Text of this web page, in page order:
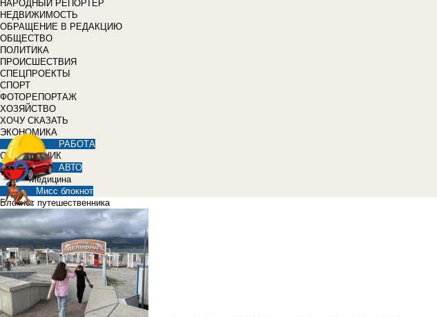
НАРОДНЫЙ РЕПОРТЁР
НЕДВИЖИМОСТЬ
ОБРАЩЕНИЕ В РЕДАКЦИЮ
ОБЩЕСТВО
ПОЛИТИКА
ПРОИСШЕСТВИЯ
СПЕЦПРОЕКТЫ
СПОРТ
ФОТОРЕПОРТАЖ
ХОЗЯЙСТВО
ХОЧУ СКАЗАТЬ
ЭКОНОМИКА
РАБОТА
СПРАВОЧНИК
АВТО
Медицина
Мисс блокнот
Блокнот путешественника